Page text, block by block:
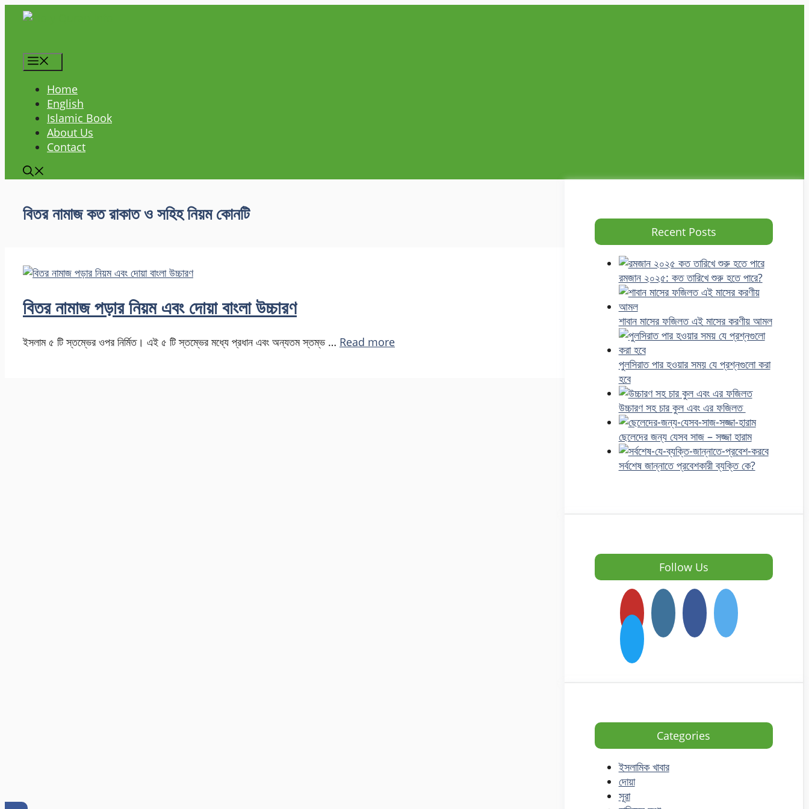
Home
English
Islamic Book
About Us
Contact
বিতর নামাজ কত রাকাত ও সহিহ নিয়ম কোনটি
বিতর নামাজ পড়ার নিয়ম এবং দোয়া বাংলা উচ্চারণ
ইসলাম ৫ টি স্তম্ভের ওপর নির্মিত। এই ৫ টি স্তম্ভের মধ্যে প্রধান এবং অন্যতম স্তম্ভ … Read more
Recent Posts
রমজান ২০২৫: কত তারিখে শুরু হতে পারে?
শাবান মাসের ফজিলত এই মাসের করণীয় আমল
পুলসিরাত পার হওয়ার সময় যে প্রশ্নগুলো করা
হবে
উচ্চারণ সহ চার কুল এবং এর ফজিলত
ছেলেদের জন্য যেসব সাজ – সজ্জা হারাম
সর্বশেষ জান্নাতে প্রবেশকারী ব্যক্তি কে?
Follow Us
Categories
ইসলামিক খাবার
দোয়া
সূরা